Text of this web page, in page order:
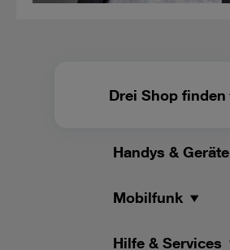
Drei Shop finden
Handys & Geräte
Mobilfunk
Hilfe & Services